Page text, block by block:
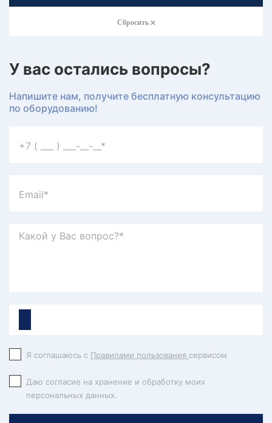
Сбросить
У вас остались вопросы?
Напишите нам, получите бесплатную консультацию
по оборудованию!
Я соглашаюсь с Правилами пользования сервисом
Даю согласие на хранение и обработку моих
персональных данных.